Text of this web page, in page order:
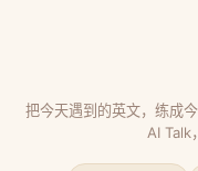
把今天遇到的英文，练成
AI Talk